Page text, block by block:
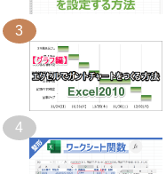
3
4